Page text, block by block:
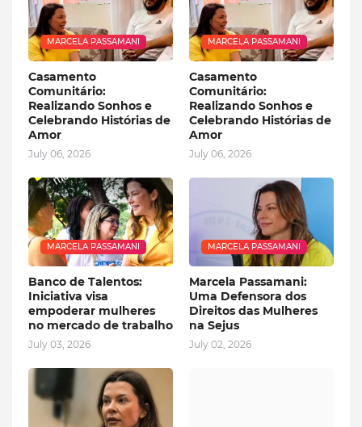
MARCELA PASSAMANI
Casamento
Comunitário:
Realizando Sonhos e
Celebrando Histórias de
Amor
July 06, 2026
MARCELA PASSAMANI
Casamento
Comunitário:
Realizando Sonhos e
Celebrando Histórias de
Amor
July 06, 2026
MARCELA PASSAMANI
Banco de Talentos:
Iniciativa visa
empoderar mulheres
no mercado de trabalho
July 03, 2026
MARCELA PASSAMANI
Marcela Passamani:
Uma Defensora dos
Direitos das Mulheres
na Sejus
July 02, 2026